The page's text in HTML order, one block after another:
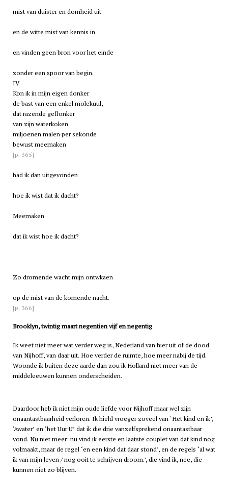
mist van duister en domheid uit
en de witte mist van kennis in
en vinden geen bron voor het einde
zonder een spoor van begin.
IV
Kon ik in mijn eigen donker
de bast van een enkel molekuul,
dat razende geflonker
van zijn waterkoken
miljoenen malen per sekonde
bewust meemaken
[p. 365]
had ik dan uitgevonden
hoe ik wist dat ik dacht?
Meemaken
dat ik wist hoe ik dacht?
Zo dromende wacht mijn ontwkaen
op de mist van de komende nacht.
[p. 366]
Brooklyn, twintig maart negentien vijf en negentig
Ik weet niet meer wat verder weg is, Nederland van hier uit of de dood
van Nijhoff, van daar uit. Hoe verder de ruimte, hoe meer nabij de tijd.
Woonde ik buiten deze aarde dan zou ik Holland niet meer van de
middeleeuwen kunnen onderscheiden.
Daardoor heb ik niet mijn oude liefde voor Nijhoff maar wel zijn
onaantastbaarheid verloren. Ik hield vroeger zoveel van ‘Het kind en ik’,
‘Awater’ en ‘het Uur U’ dat ik die drie vanzelfsprekend onaantastbaar
vond. Nu niet meer: nu vind ik eerste en laatste couplet van dat kind nog
volmaakt, maar de regel ‘en een kind dat daar stond’, en de regels ‘al wat
ik van mijn leven / nog ooit te schrijven droom.’, die vind ik, nee, die
kunnen niet zo blijven.